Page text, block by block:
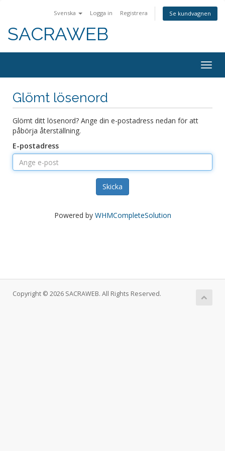
Svenska Logga in Registrera Se kundvagnen
SACRAWEB
Glömt lösenord
Glömt ditt lösenord? Ange din e-postadress nedan för att
påbörja återställning.
E-postadress
Skicka
Powered by WHMCompleteSolution
Copyright © 2026 SACRAWEB. All Rights Reserved.